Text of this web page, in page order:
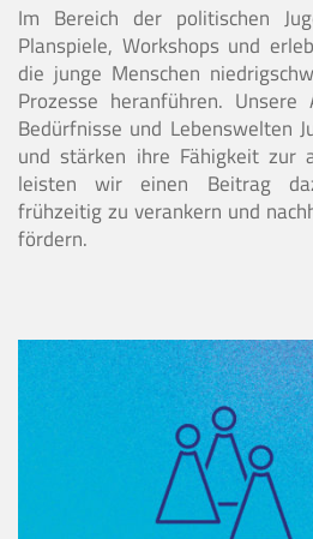
Im Bereich der politischen
Planspiele, Workshops und
die junge Menschen
Prozesse heranführen.
Bedürfnisse und Lebenswelten
und stärken ihre Fähigkeit zur
leisten wir einen Beitrag
frühzeitig zu verankern und
fördern.